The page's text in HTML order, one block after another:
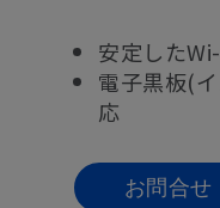
安定した
電子黒板(
応
お問合せ